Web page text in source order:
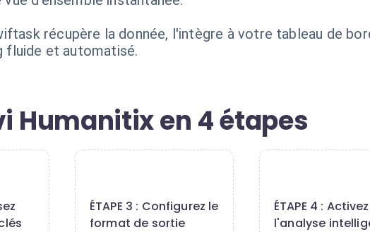
récupère la donnée, l'intègre à votre tableau de
fluide et automatisé.
Humanitix en 4 étapes
ÉTAPE 3 : Configurez le
format de sortie
ÉTAPE 4 : Activez
l'analyse